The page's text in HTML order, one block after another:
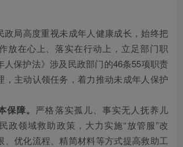
政局高度重视未成年人健康成长，始终把
放在心上、落实在行动上，立足部门职
人保护法》涉及民政部门的46条55项职责
，主动认领任务，着力推动未成年人保护
保障。 严格落实孤儿、事实无人抚养儿
政领域救助政策，大力实施“放管服”改
、优化流程、精简材料等方式提高救助工